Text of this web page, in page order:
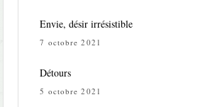
Envie, désir irrésistible
7 octobre 2021
Détours
5 octobre 2021